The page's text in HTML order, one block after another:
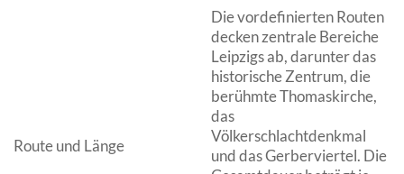
Route und Länge
Die vordefinierten Routen
decken zentrale Bereiche
Leipzigs ab, darunter das
historische Zentrum, die
berühmte Thomaskirche,
das
Völkerschlachtdenkmal
und das Gerberviertel. Die